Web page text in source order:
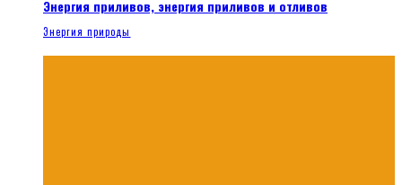
Энергия приливов, энергия приливов и отливов
Энергия природы